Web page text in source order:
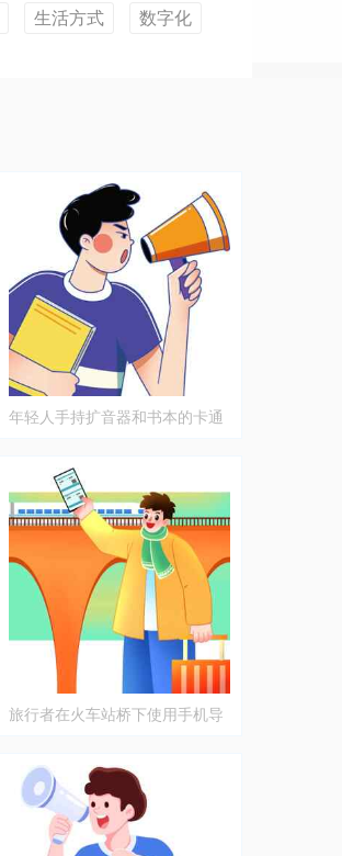
生活方式 数字化
年轻人手持扩音器和书本的卡通
旅行者在火车站桥下使用手机导